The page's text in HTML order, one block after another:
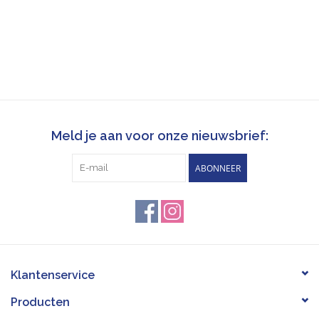
Meld je aan voor onze nieuwsbrief:
ABONNEER
Klantenservice
Producten